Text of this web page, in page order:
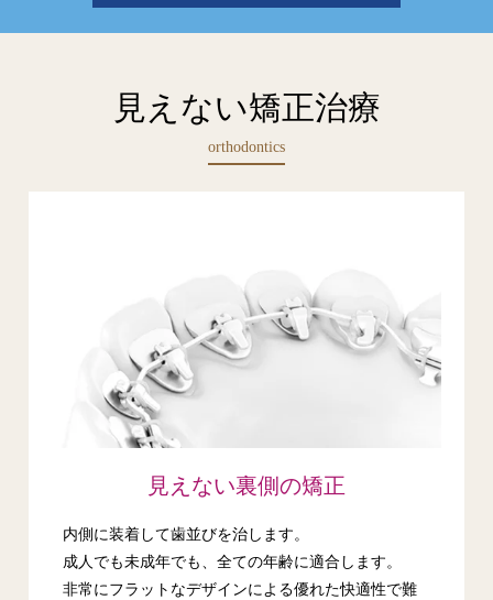
見えない矯正治療
orthodontics
見えない裏側の矯正
内側に装着して歯並びを治します。
成人でも未成年でも、全ての年齢に適合します。
非常にフラットなデザインによる優れた快適性で難